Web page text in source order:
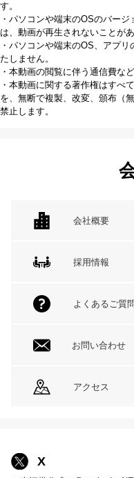
す。
・パソコンや端末のOSのバー
は、動画が再生されないことがあ
・パソコンや端末のOS、アプ
たしません。
・本動画の閲覧に伴う通信費な
・本動画に関する著作権はすべ
を、無断で複製、改変、頒布（
禁止します。
会社概要
採用情報
よくあるご質
お問い合わせ
アクセス
X